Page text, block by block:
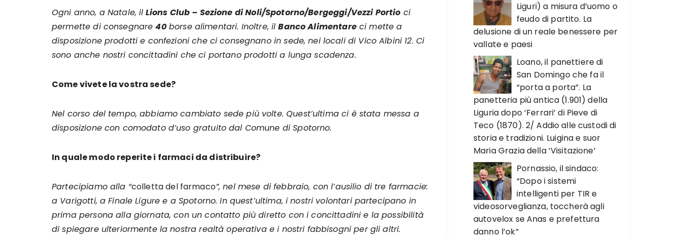
Ogni anno, a Natale, il Lions Club – Sezione di Noli/Spotorno/Bergeggi/Vezzi Portio ci
permette di consegnare40borse alimentari. Inoltre, ilBanco Alimentareci mette a
disposizione prodotti e confezioni che ci consegnano in sede, nei locali di Vico Albini 12. Ci
sono anche nostri concittadini che ci portano prodotti a lunga scadenza.
Come vivete la vostra sede?
Nel corso del tempo, abbiamo cambiato sede più volte. Quest’ultima ci è stata messa a
disposizione con comodato d’uso gratuito dal Comune di Spotorno.
In quale modo reperite i farmaci da distribuire?
Partecipiamo alla “colletta del farmaco”, nel mese di febbraio, con l’ausilio di tre farmacie:
a Varigotti, a Finale Ligure e a Spotorno. In quest’ultima, i nostri volontari partecipano in
prima persona alla giornata, con un contatto più diretto con i concittadini e la possibilità
di spiegare ulteriormente la nostra realtà operativa e i nostri fabbisogni per gli altri.
Liguri) a misura d’uomo o
feudo di partito. La
delusione di un reale benessere per
vallate e paesi
Loano, il panettiere di
San Domingo che fa il
“porta a porta”. La
panetteria più antica (1.901) della
Liguria dopo ‘Ferrari’ di Pieve di
Teco (1870). 2/ Addio alle custodi di
storia e tradizioni. Luigina e suor
Maria Grazia della ‘Visitazione’
Pornassio, il sindaco:
“Dopo i sistemi
intelligenti per TIR e
videosorveglianza, toccherà agli
autovelox se Anas e prefettura
danno l’ok”